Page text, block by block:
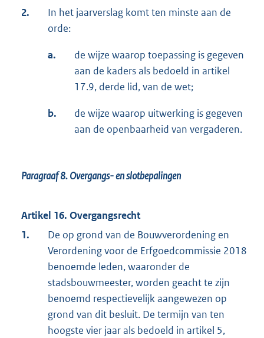
2.
In het jaarverslag komt ten minste aan de
orde:
a.
de wijze waarop toepassing is gegeven
aan de kaders als bedoeld in artikel
17.9, derde lid, van de wet;
b.
de wijze waarop uitwerking is gegeven
aan de openbaarheid van vergaderen.
Paragraaf 8.Overgangs- en slotbepalingen
Artikel 16. Overgangsrecht
1.
De op grond van de Bouwverordening en
Verordening voor de Erfgoedcommissie 2018
benoemde leden, waaronder de
stadsbouwmeester, worden geacht te zijn
benoemd respectievelijk aangewezen op
grond van dit besluit. De termijn van ten
hoogste vier jaar als bedoeld in artikel 5,